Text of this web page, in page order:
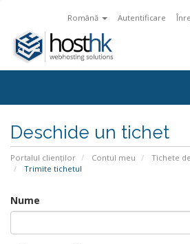
Română Autentificare
Deschide un tichet
Portalul clienților Contul meu
Tichete
Trimite tichetul
Nume